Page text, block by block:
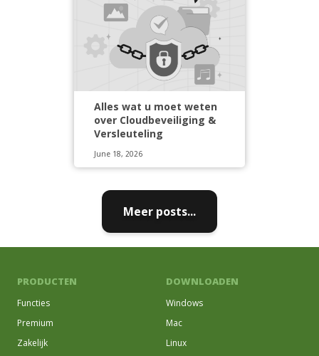
Alles wat u moet weten
over Cloudbeveiliging &
Versleuteling
June 18, 2026
Meer posts...
PRODUCTEN
Functies
Premium
Zakelijk
DOWNLOADEN
Windows
Mac
Linux